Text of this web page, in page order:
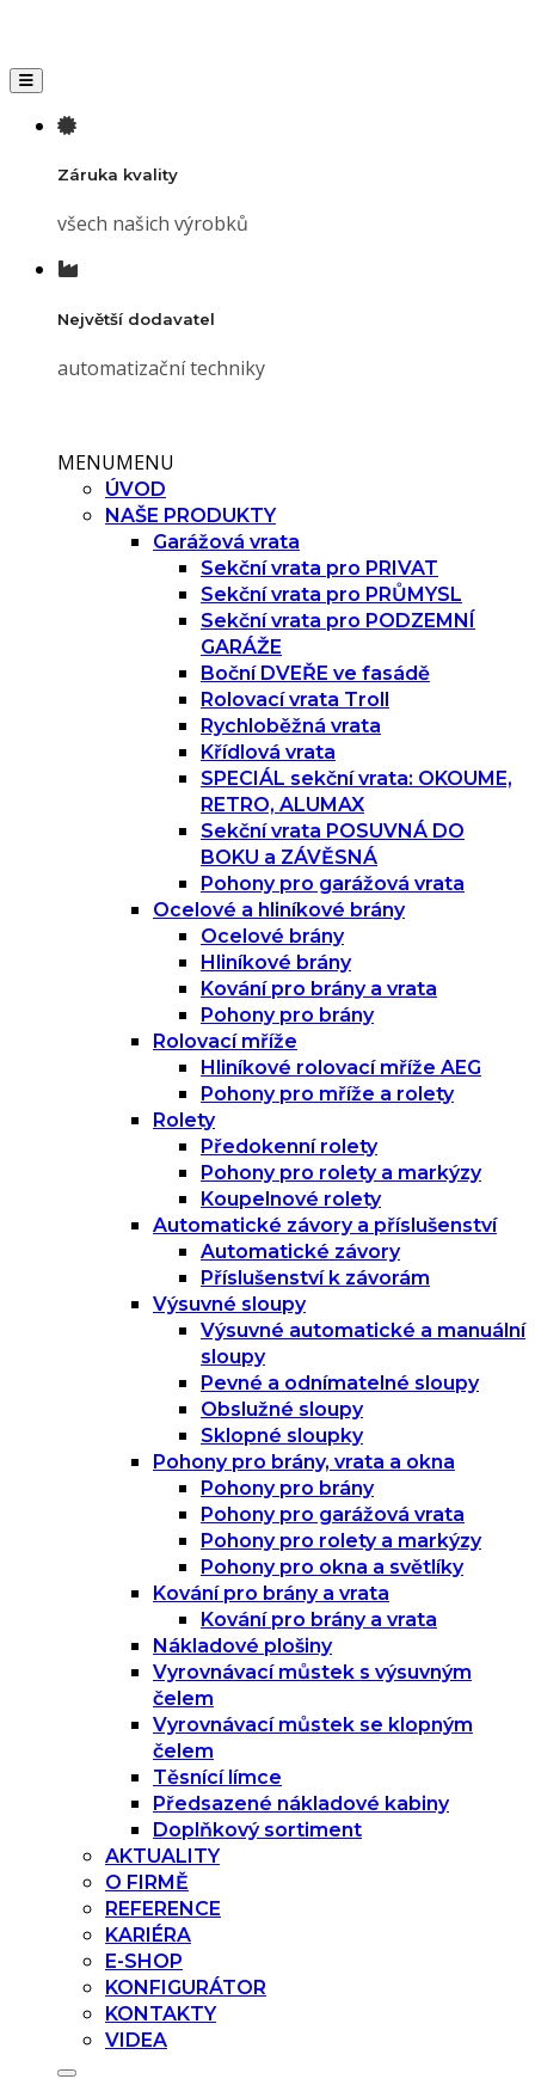
Toggle navigation
Záruka kvality
všech našich výrobků
Největší dodavatel
automatizační techniky
MENUMENU
ÚVOD
NAŠE PRODUKTY
Garážová vrata
Sekční vrata pro PRIVAT
Sekční vrata pro PRŮMYSL
Sekční vrata pro PODZEMNÍ
GARÁŽE
Boční DVEŘE ve fasádě
Rolovací vrata Troll
Rychloběžná vrata
Křídlová vrata
SPECIÁL sekční vrata: OKOUME,
RETRO, ALUMAX
Sekční vrata POSUVNÁ DO
BOKU a ZÁVĚSNÁ
Pohony pro garážová vrata
Ocelové a hliníkové brány
Ocelové brány
Hliníkové brány
Kování pro brány a vrata
Pohony pro brány
Rolovací mříže
Hliníkové rolovací mříže AEG
Pohony pro mříže a rolety
Rolety
Předokenní rolety
Pohony pro rolety a markýzy
Koupelnové rolety
Automatické závory a příslušenství
Automatické závory
Příslušenství k závorám
Výsuvné sloupy
Výsuvné automatické a manuální
sloupy
Pevné a odnímatelné sloupy
Obslužné sloupy
Sklopné sloupky
Pohony pro brány, vrata a okna
Pohony pro brány
Pohony pro garážová vrata
Pohony pro rolety a markýzy
Pohony pro okna a světlíky
Kování pro brány a vrata
Kování pro brány a vrata
Nákladové plošiny
Vyrovnávací můstek s výsuvným
čelem
Vyrovnávací můstek se klopným
čelem
Těsnící límce
Předsazené nákladové kabiny
Doplňkový sortiment
AKTUALITY
O FIRMĚ
REFERENCE
KARIÉRA
E-SHOP
KONFIGURÁTOR
KONTAKTY
VIDEA